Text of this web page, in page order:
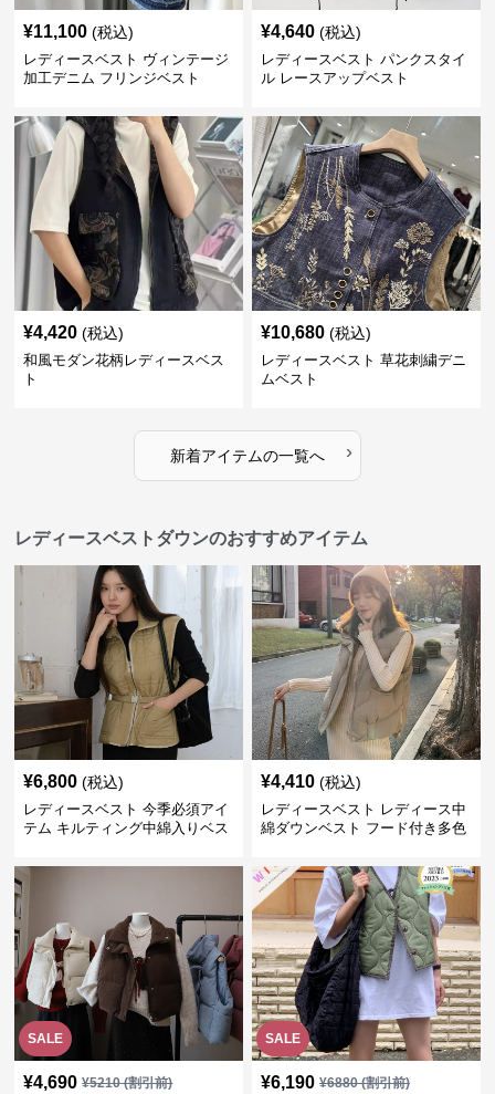
¥11,100 (税込)
レディースベスト ヴィンテージ
加工デニム フリンジベスト
¥4,640 (税込)
レディースベスト パンクスタイ
ル レースアップベスト
¥4,420 (税込)
和風モダン花柄レディースベス
ト
¥10,680 (税込)
レディースベスト 草花刺繍デニ
ムベスト
新着アイテムの一覧へ ›
レディースベストダウンのおすすめアイテム
¥6,800 (税込)
レディースベスト 今季必須アイ
テム キルティング中綿入りベス
¥4,410 (税込)
レディースベスト レディース中
綿ダウンベスト フード付き多色
SALE
¥4,690 ¥5210(割引前)
SALE
¥6,190 ¥6880(割引前)